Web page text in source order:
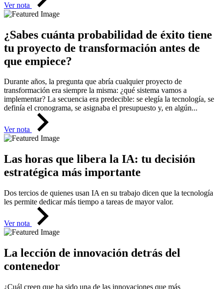
Ver nota
¿Sabes cuánta probabilidad de éxito tiene
tu proyecto de transformación antes de
que empiece?
Durante años, la pregunta que abría cualquier proyecto de
transformación era siempre la misma: ¿qué sistema vamos a
implementar? La secuencia era predecible: se elegía la tecnología, se
definía el cronograma, se asignaba el presupuesto y, en algún...
Ver nota
Las horas que libera la IA: tu decisión
estratégica más importante
Dos tercios de quienes usan IA en su trabajo dicen que la tecnología
les permite dedicar más tiempo a tareas de mayor valor.
Ver nota
La lección de innovación detrás del
contenedor
¿Cuál creen que ha sido una de las innovaciones que más